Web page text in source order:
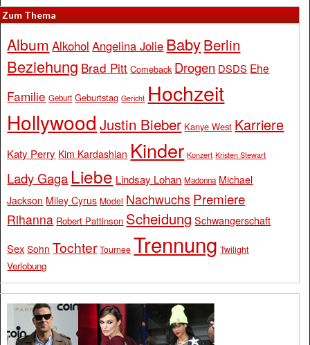
Zum Thema
Album Alkohol Angelina Jolie BabyBerlin
Beziehung Brad Pitt Comeback Drogen DSDS Ehe
Familie Geburt Geburtstag Gericht Hochzeit
Hollywood Justin Bieber Kanye West Karriere
Katy Perry Kim Kardashian Kinder Konzert Kristen Stewart
Lady Gaga Liebe Lindsay Lohan Madonna Michael
Jackson Miley Cyrus Model Nachwuchs Premiere
Rihanna Robert Pattinson Scheidung Schwangerschaft
Sex Sohn Tochter Tournee Trennung Twilight
Verlobung